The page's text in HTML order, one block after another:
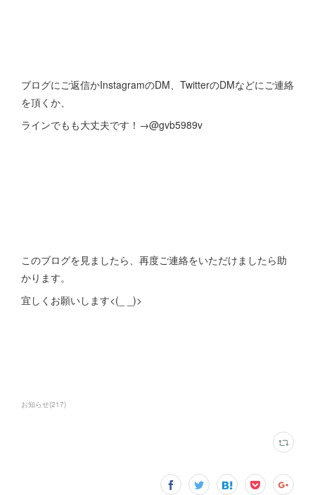
ブログにご返信かInstagramのDM、TwitterのDMなどにご連絡
を頂くか、
ラインでもも大丈夫です！→@gvb5989v
このブログを見ましたら、再度ご連絡をいただけましたら助
かります。
宜しくお願いします<(_ _)>
お知らせ(217)